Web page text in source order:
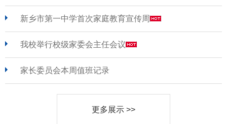
新乡市第一中学首次家庭教育宣传周
我校举行校级家委会主任会议
家长委员会本周值班记录
更多展示 >>